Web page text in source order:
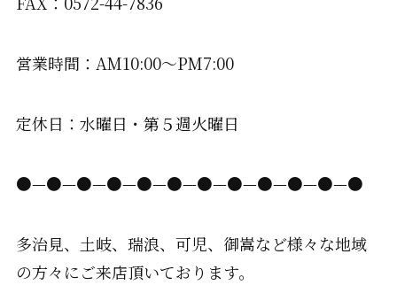
営業時間：AM10:00〜PM7:00
定休日：水曜日・第５週火曜日
●—●—●—●—●—●—●—●—●—●—●—●
多治見、土岐、瑞浪、可児、御嵩など様々な地域
の方々にご来店頂いております。